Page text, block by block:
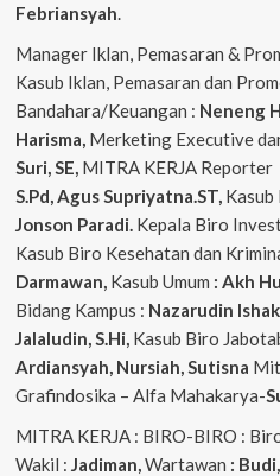
Febriansyah.
Manager Iklan, Pemasaran &
Kasub Iklan, Pemasaran dan
Bandahara/Keuangan : Neneng
Harisma, Merketing Executive
Suri, SE, MITRA KERJA Reporter
S.Pd, AgusSupriyatna.ST, Kasub
Jonson Paradi. Kepala Biro
Kasub Biro Kesehatan dan
Darmawan, Kasub Umum : Akh
Bidang Kampus : Nazarudin
Jalaludin, S.Hi, Kasub Biro
Ardiansyah, Nursiah, Sutisna
Grafindosika – Alfa Mahakarya-
MITRA KERJA : BIRO-BIRO :
Wakil : Jadiman,Wartawan : Budi,